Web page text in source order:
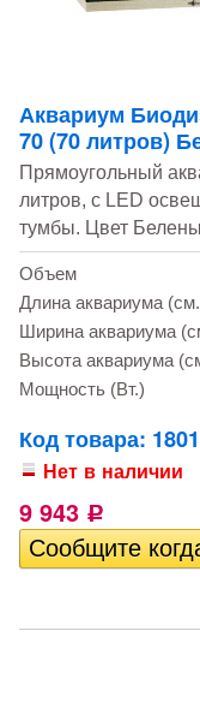
Аквариум
70 (70 литров)
Прямоугольный
литров, с LED
тумбы. Цвет
Объем
Длина аквариума
Ширина аквариума
Высота аквариума
Мощность (Вт.)
Код товара:
Нет в наличии
9 943 Р